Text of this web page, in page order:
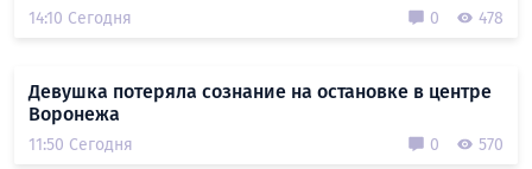
14:10 Сегодня 0 478
Девушка потеряла сознание на остановке в центре
Воронежа
11:50 Сегодня 0 570